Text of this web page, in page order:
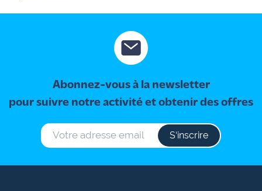
Abonnez-vous à la newsletter
pour suivre notre activité et obtenir des offres
S‘inscrire